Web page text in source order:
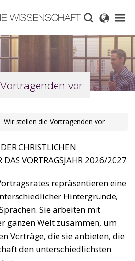
vor
Wir stellen die Vortragenden vor
CHRISTLICHEN
DAS VORTRAGSJAHR 2026/2027
repräsentieren eine
Hintergründe,
Sie arbeiten mit
ganzen Welt zusammen, um
Vorträge, die sie anbieten, die
den unterschiedlichsten